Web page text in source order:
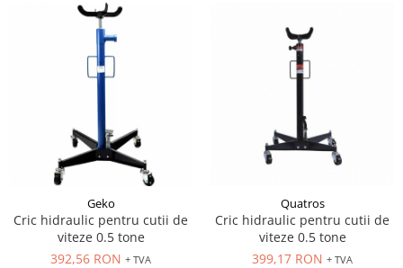
Geko
Cric hidraulic pentru cutii de
viteze 0.5 tone
392,56 RON + TVA
Quatros
Cric hidraulic pentru cutii de
viteze 0.5 tone
399,17 RON + TVA